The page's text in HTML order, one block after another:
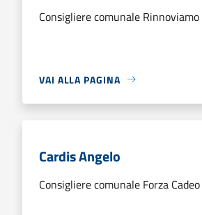
Consigliere comunale Rinnoviamo
VAI ALLA PAGINA
Cardis Angelo
Consigliere comunale Forza Cadeo